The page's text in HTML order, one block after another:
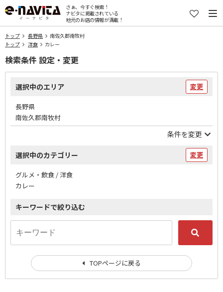
さぁ、今すぐ検索！
ナビタに掲載されている
地元のお店の情報が満載！
トップ 長野県
南佐久郡南牧村
トップ
洋食 カレー
検索条件 設定・変更
選択中のエリア 変更
長野県
南佐久郡南牧村
条件を変更
選択中のカテゴリー 変更
グルメ・飲食 / 洋食
カレー
キーワードで絞り込む
TOPページに戻る